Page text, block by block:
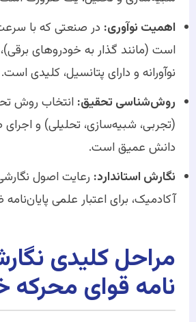
اهمیت نوآوری: در صنعتی که با
است (مانند گذار به خودروهای
نوآورانه و دارای پتانسیل، کلیدی است.
روش‌شناسی تحقیق: انتخاب روش
(تجربی، شبیه‌سازی، تحلیلی) و
دانش عمیق است.
نگارش استاندارد: رعایت اصول
آکادمیک، برای اعتبار علمی
مراحل کلیدی
نامه قوای محرکه